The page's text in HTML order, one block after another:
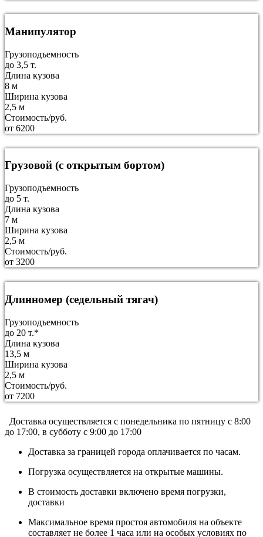
Манипулятор
Грузоподъемность
до 3,5 т.
Длина кузова
8 м
Ширина кузова
2,5 м
Стоимость/руб.
от 6200
Грузовой (с открытым бортом)
Грузоподъемность
до 5 т.
Длина кузова
7 м
Ширина кузова
2,5 м
Стоимость/руб.
от 3200
Длинномер (седельный тягач)
Грузоподъемность
до 20 т.*
Длина кузова
13,5 м
Ширина кузова
2,5 м
Стоимость/руб.
от 7200
Доставка осуществляется c понедельника по пятницу с 8:00
до 17:00, в субботу с 9:00 до 17:00
Доставка за границей города оплачивается по часам.
Погрузка осуществляется на открытые машины.
В стоимость доставки включено время погрузки,
доставки
Максимальное время простоя автомобиля на объекте
составляет не более 1 часа или на особых условиях по